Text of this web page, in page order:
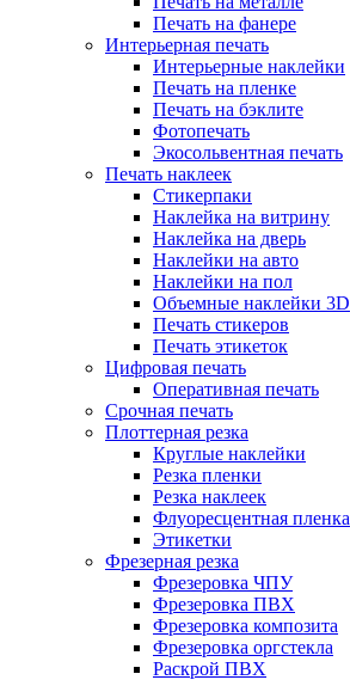
Печать на фанере
Интерьерная печать
Интерьерные наклейки
Печать на пленке
Печать на бэклите
Фотопечать
Экосольвентная печать
Печать наклеек
Стикерпаки
Наклейка на витрину
Наклейка на дверь
Наклейки на авто
Наклейки на пол
Объемные наклейки 3D
Печать стикеров
Печать этикеток
Цифровая печать
Оперативная печать
Срочная печать
Плоттерная резка
Круглые наклейки
Резка пленки
Резка наклеек
Флуоресцентная пленка
Этикетки
Фрезерная резка
Фрезеровка ЧПУ
Фрезеровка ПВХ
Фрезеровка композита
Фрезеровка оргстекла
Раскрой ПВХ